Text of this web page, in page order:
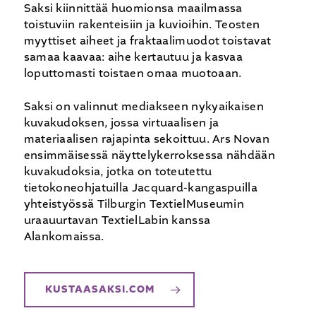
Saksi kiinnittää huomionsa maailmassa
toistuviin rakenteisiin ja kuvioihin. Teosten
myyttiset aiheet ja fraktaalimuodot toistavat
samaa kaavaa: aihe kertautuu ja kasvaa
loputtomasti toistaen omaa muotoaan.
Saksi on valinnut mediakseen nykyaikaisen
kuvakudoksen, jossa virtuaalisen ja
materiaalisen rajapinta sekoittuu. Ars Novan
ensimmäisessä näyttelykerroksessa nähdään
kuvakudoksia, jotka on toteutettu
tietokoneohjatuilla Jacquard-kangaspuilla
yhteistyössä Tilburgin TextielMuseumin
uraauurtavan TextielLabin kanssa
Alankomaissa.
KUSTAASAKSI.COM